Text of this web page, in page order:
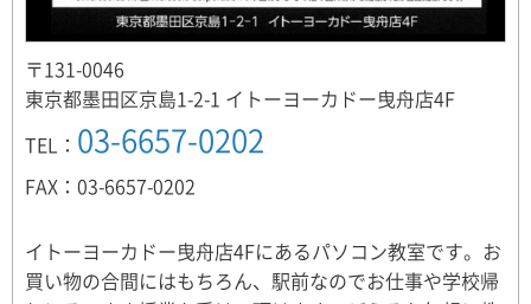
〒131-0046
東京都墨田区京島1-2-1 イトーヨーカドー曳舟店4F
TEL： 03-6657-0202
FAX：03-6657-0202
イトーヨーカドー曳舟店4Fにあるパソコン教室です。お
買い物の合間にはもちろん、駅前なのでお仕事や学校帰